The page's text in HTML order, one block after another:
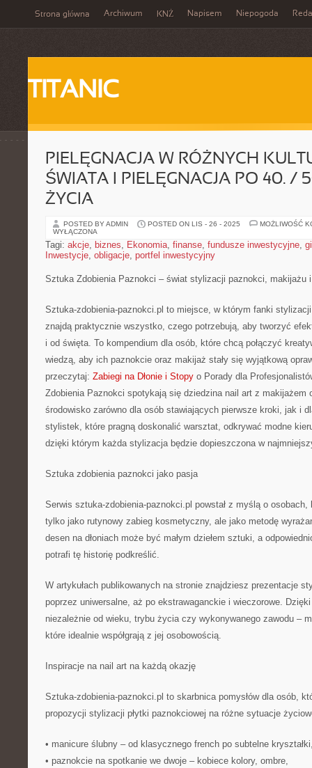
Strona główna Archiwum KNŻ Napisem Niepogoda
TITANIC
PIELĘGNACJA W RÓŻNYCH
ŚWIATA I PIELĘGNACJA PO 40. /
ŻYCIA
POSTED BY ADMIN POSTED ON LIS - 26 - 2025
MOŻLIWOŚĆ
WYŁĄCZONA
Tagi: akcje, biznes, Ekonomia, finanse, fundusze inwestycyjne,
Inwestycje, obligacje, portfel inwestycyjny
Sztuka Zdobienia Paznokci – świat stylizacji paznokci, makijażu
Sztuka-zdobienia-paznokci.pl to miejsce, w którym fanki
znajdą praktycznie wszystko, czego potrzebują, aby tworzyć
i od święta. To kompendium dla osób, które chcą połączyć
wiedzą, aby ich paznokcie oraz makijaż stały się wyjątkową
przeczytaj: Zabiegi na Dłonie i Stopy o Porady dla
Zdobienia Paznokci spotykają się dziedzina nail art z makijażem
środowisko zarówno dla osób stawiających pierwsze kroki, jak i
stylistek, które pragną doskonalić warsztat, odkrywać modne
dzięki którym każda stylizacja będzie dopieszczona w
Sztuka zdobienia paznokci jako pasja
Serwis sztuka-zdobienia-paznokci.pl powstał z myślą o
tylko jako rutynowy zabieg kosmetyczny, ale jako metodę
desen na dłoniach może być małym dziełem sztuki, a
potrafi tę historię podkreślić.
W artykułach publikowanych na stronie znajdziesz prezentacje
poprzez uniwersalne, aż po ekstrawaganckie i wieczorowe.
niezależnie od wieku, trybu życia czy wykonywanego zawodu –
które idealnie współgrają z jej osobowością.
Inspiracje na nail art na każdą okazję
Sztuka-zdobienia-paznokci.pl to skarbnica pomysłów dla osób,
propozycji stylizacji płytki paznokciowej na różne sytuacje
• manicure ślubny – od klasycznego french po subtelne
• paznokcie na spotkanie we dwoje – kobiece kolory, ombre,